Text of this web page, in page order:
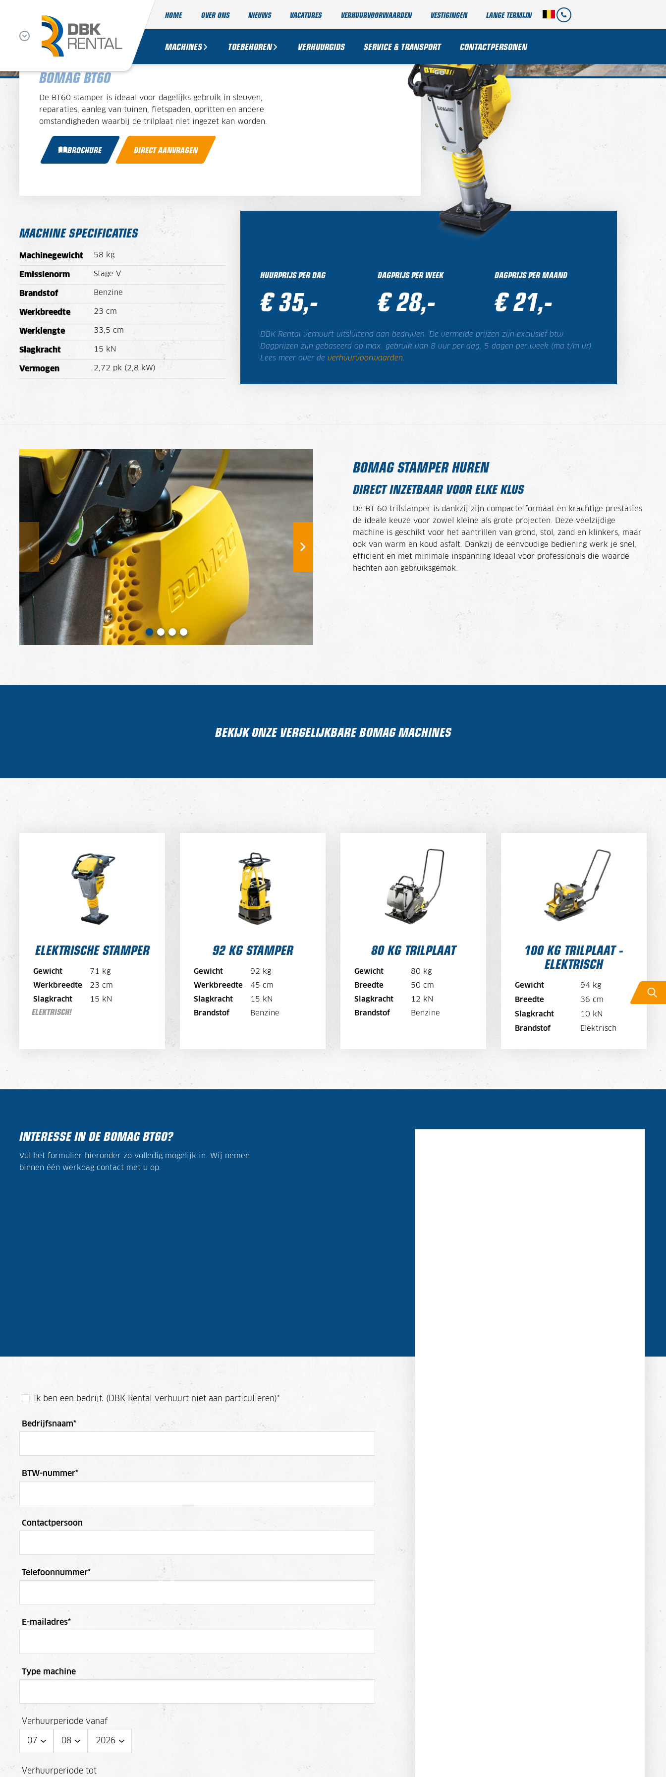
HOME OVER ONS NIEUWS VACATURES VERHUURVOORWAARDEN VESTIGINGEN LANGE TERMIJN
MACHINES TOEBEHOREN VERHUURGIDS SERVICE & TRANSPORT CONTACTPERSONEN
TRILSTAMPER
BOMAG BT60
De BT60 stamper is ideaal voor dagelijks gebruik in sleuven,
reparaties, aanleg van tuinen, fietspaden, opritten en andere
omstandigheden waarbij de trilplaat niet ingezet kan worden.
BROCHURE DIRECT AANVRAGEN
MACHINE SPECIFICATIES
Machinegewicht 58 kg
Emissienorm Stage V
Brandstof Benzine
Werkbreedte 23 cm
Werklengte 33,5 cm
Slagkracht 15 kN
Vermogen 2,72 pk (2,8 kW)
HUURPRIJS PER DAG
€ 35,-
DAGPRIJS PER WEEK
€ 28,-
DAGPRIJS PER MAAND
€ 21,-
DBK Rental verhuurt uitsluitend aan bedrijven. De vermelde prijzen zijn exclusief btw.
Dagprijzen zijn gebaseerd op max. gebruik van 8 uur per dag, 5 dagen per week (ma t/m vr).
Lees meer over de verhuurvoorwaarden
BOMAG STAMPER HUREN
DIRECT INZETBAAR VOOR ELKE KLUS
De BT 60 trilstamper is dankzij zijn compacte formaat en krachtige prestaties
de ideale keuze voor zowel kleine als grote projecten. Deze veelzijdige
machine is geschikt voor het aantrillen van grond, stol, zand en klinkers, maar
ook van warm en koud asfalt. Dankzij de eenvoudige bediening werk je snel,
efficiënt en met minimale inspanning Ideaal voor professionals die waarde
hechten aan gebruiksgemak.
BEKIJK ONZE VERGELIJKBARE BOMAG MACHINES
ELEKTRISCHE STAMPER
Gewicht
71 kg
Werkbreedte
23 cm
Slagkracht
15 kN
ELEKTRISCH!
ELEKTRISCHE STAMPER
DAGPRIJS PER WEEK
DAGPRIJS PER MAAND
Standaard met oplader
BEKIJK MACHINE
BEKIJK BROCHURE
92 KG STAMPER
Gewicht
92 kg
Werkbreedte
45 cm
Slagkracht
15 kN
Brandstof
Benzine
92 KG STAMPER
DAGPRIJS PER WEEK
DAGPRIJS PER MAAND
BEKIJK MACHINE
BEKIJK BROCHURE
80 KG TRILPLAAT
Gewicht
80 kg
Breedte
50 cm
Slagkracht
12 kN
Brandstof
Benzine
80 KG TRILPLAAT
DAGPRIJS
DAGPRIJS PER WEEK
DAGPRIJS PER MAAND
BEKIJK MACHINE
BEKIJK BROCHURE
100 KG TRILPLAAT -
ELEKTRISCH
Gewicht
94 kg
Breedte
36 cm
Slagkracht
10 kN
Brandstof
Elektrisch
100 KG TRILPLAAT -
ELEKTRISCH
DAGPRIJS PER WEEK
DAGPRIJS PER MAAND
BEKIJK MACHINE
BEKIJK BROCHURE
DIRECT AANVRAGEN
INTERESSE IN DE BOMAG BT60?
Vul het formulier hieronder zo volledig mogelijk in. Wij nemen
binnen één werkdag contact met u op.
Ik ben een bedrijf. (DBK Rental verhuurt niet aan particulieren)*
Bedrijfsnaam*
BTW-nummer*
Contactpersoon
Telefoonnummer*
E-mailadres*
Type machine
Verhuurperiode vanaf
Verhuurperiode tot